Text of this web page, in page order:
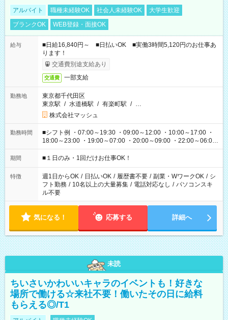
アルバイト 職種未経験OK 社会人未経験OK
大学生歓迎
ブランクOK
WEB登録・面接OK
給与
■日給16,840円～ ■日払いOK ■実働3時間5,120円のお仕事あ
ります！
交通費別途支給あり
交通費 一部支給
勤務地
東京都千代田区
東京駅 / 水道橋駅 / 有楽町駅 / …
株式会社マッシュ
勤務時間
■シフト例 ・07:00～19:30 ・09:00～12:00 ・10:00～17:00 ・
18:00～23:00 ・19:00～07:00 ・20:00～09:00 ・22:00～06:00
etc ★最短で3時間で5,120円のお仕事から 15時間で2万円近く稼
げるお仕事も！ ご希望のお時間に合わせてご紹介！ ※シフトは
ください！
期間 ■１日のみ・1回だけお仕事OK！
特徴 週1日からOK / 日払いOK / 履歴書不要 / 副業・WワークOK / シ
フト勤務 / 10名以上の大量募集 / 電話対応なし / パソコンスキ
ル不要
気になる！ 応募する 詳細へ
未読
ちいさいかわいいキャラのイベントも！好きな
場所で働ける☆来社不要！働いたその日に給料
もらえる◎/T1